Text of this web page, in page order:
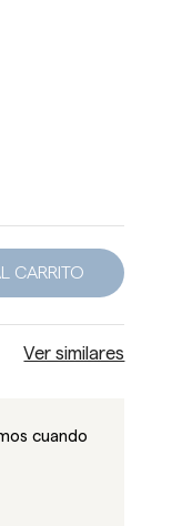
CARRITO
Ver similares
cuando